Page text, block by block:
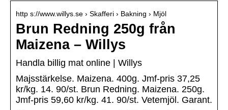
http s://www.willys.se › Skafferi › Bakning › Mjöl
Brun Redning 250g från
Maizena – Willys
Handla billig mat online | Willys
Majsstärkelse. Maizena. 400g. Jmf-pris 37,25
kr/kg. 14. 90/st. Brun Redning. Maizena. 250g.
Jmf-pris 59,60 kr/kg. 41. 90/st. Vetemjöl. Garant.